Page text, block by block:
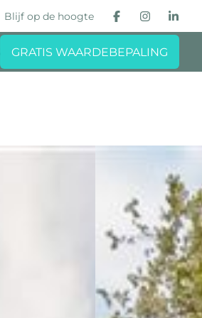
Blijf op de hoogte
GRATIS WAARDEBEPALING